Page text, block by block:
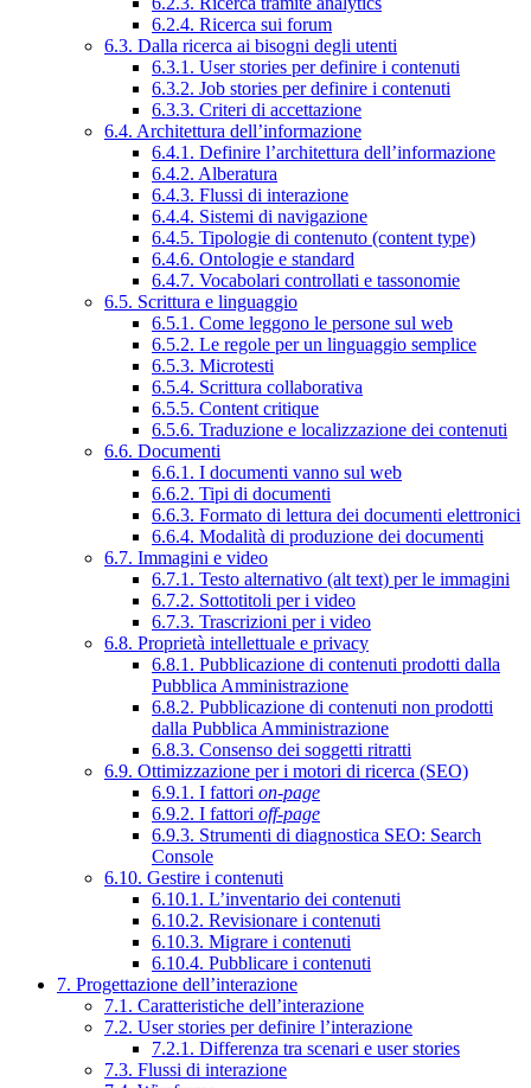
6.2.4. Ricerca sui forum
6.3. Dalla ricerca ai bisogni degli utenti
6.3.1. User stories per definire i contenuti
6.3.2. Job stories per definire i contenuti
6.3.3. Criteri di accettazione
6.4. Architettura dell’informazione
6.4.1. Definire l’architettura dell’informazione
6.4.2. Alberatura
6.4.3. Flussi di interazione
6.4.4. Sistemi di navigazione
6.4.5. Tipologie di contenuto (content type)
6.4.6. Ontologie e standard
6.4.7. Vocabolari controllati e tassonomie
6.5. Scrittura e linguaggio
6.5.1. Come leggono le persone sul web
6.5.2. Le regole per un linguaggio semplice
6.5.3. Microtesti
6.5.4. Scrittura collaborativa
6.5.5. Content critique
6.5.6. Traduzione e localizzazione dei contenuti
6.6. Documenti
6.6.1. I documenti vanno sul web
6.6.2. Tipi di documenti
6.6.3. Formato di lettura dei documenti elettronici
6.6.4. Modalità di produzione dei documenti
6.7. Immagini e video
6.7.1. Testo alternativo (alt text) per le immagini
6.7.2. Sottotitoli per i video
6.7.3. Trascrizioni per i video
6.8. Proprietà intellettuale e privacy
6.8.1. Pubblicazione di contenuti prodotti dalla
Pubblica Amministrazione
6.8.2. Pubblicazione di contenuti non prodotti
dalla Pubblica Amministrazione
6.8.3. Consenso dei soggetti ritratti
6.9. Ottimizzazione per i motori di ricerca (SEO)
6.9.1. I fattori on-page
6.9.2. I fattori off-page
6.9.3. Strumenti di diagnostica SEO: Search
Console
6.10. Gestire i contenuti
6.10.1. L’inventario dei contenuti
6.10.2. Revisionare i contenuti
6.10.3. Migrare i contenuti
6.10.4. Pubblicare i contenuti
7. Progettazione dell’interazione
7.1. Caratteristiche dell’interazione
7.2. User stories per definire l’interazione
7.2.1. Differenza tra scenari e user stories
7.3. Flussi di interazione